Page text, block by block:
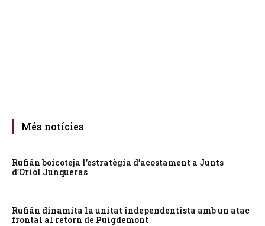
Més notícies
Rufián boicoteja l’estratègia d’acostament a Junts
d’Oriol Junqueras
Rufián dinamita la unitat independentista amb un atac
frontal al retorn de Puigdemont